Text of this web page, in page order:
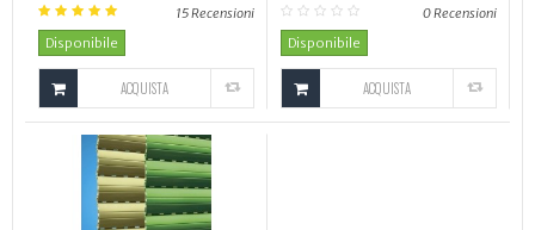
15Recensioni
Disponibile
ACQUISTA
0Recensioni
Disponibile
ACQUISTA